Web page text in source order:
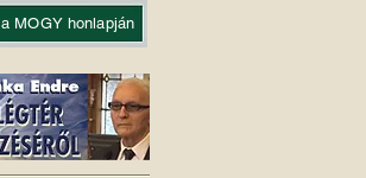
a MOGY honlapján